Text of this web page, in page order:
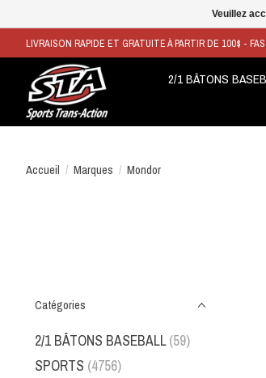
LIVRAISON RAPIDE ET GRATUITE À PARTIR DE 100$ -
2/1 BÂTONS
Accueil / Marques / Mondor
Catégories
2/1 BÂTONS BASEBALL (59)
SPORTS (4756)
Veuillez